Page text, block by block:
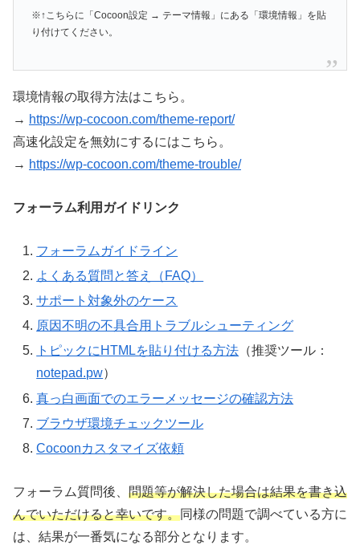
※↑こちらに「Cocoon設定 → テーマ情報」にある「環境情報」を貼
り付けてください。
環境情報の取得方法はこちら。
→ https://wp-cocoon.com/theme-report/
高速化設定を無効にするにはこちら。
→ https://wp-cocoon.com/theme-trouble/
フォーラム利用ガイドリンク
フォーラムガイドライン
よくある質問と答え（FAQ）
サポート対象外のケース
原因不明の不具合用トラブルシューティング
トピックにHTMLを貼り付ける方法 （推奨ツール：
notepad.pw）
真っ白画面でのエラーメッセージの確認方法
ブラウザ環境チェックツール
Cocoonカスタマイズ依頼
フォーラム質問後、 問題等が解決した場合は結果を書き込
んでいただけると幸いです。同様の問題で調べている方に
は、結果が一番気になる部分となります。